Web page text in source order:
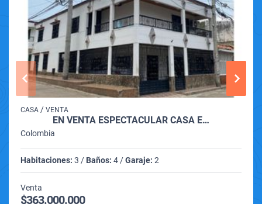
CASA / VENTA
EN VENTA ESPECTACULAR CASA E…
Colombia
Habitaciones: 3 / Baños: 4 /Garaje: 2
Venta
$363.000.000